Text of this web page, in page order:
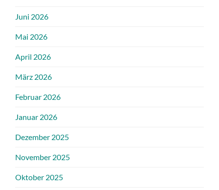
Juni 2026
Mai 2026
April 2026
März 2026
Februar 2026
Januar 2026
Dezember 2025
November 2025
Oktober 2025